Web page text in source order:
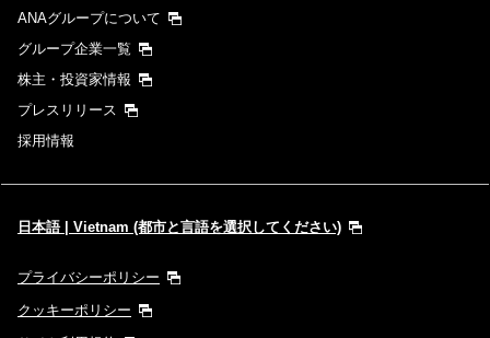
ANAグループについて
グループ企業一覧
株主・投資家情報
プレスリリース
採用情報
日本語 | Vietnam (都市と言語を選択してください)
プライバシーポリシー
クッキーポリシー